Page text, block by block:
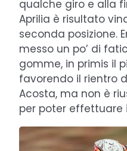
qualche giro e alla
Aprilia è risultato
seconda posizione.
messo un po’ di
gomme, in primis il
favorendo il rientro
Acosta, ma non è
per poter effettuare